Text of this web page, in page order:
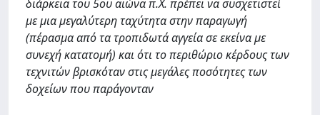
διάρκεια του 5ου αιώνα π.Χ. πρέπει να συσχετιστεί
με μια μεγαλύτερη ταχύτητα στην παραγωγή
(πέρασμα από τα τροπιδωτά αγγεία σε εκείνα με
συνεχή κατατομή) και ότι το περιθώριο κέρδους των
τεχνιτών βρισκόταν στις μεγάλες ποσότητες των
δοχείων που παράγονταν